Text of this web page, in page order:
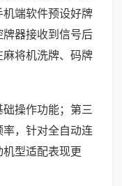
端软件预设好牌
器接收到信号后
将机洗牌、码牌
操作功能；第三
，针对全自动连
型适配表现更